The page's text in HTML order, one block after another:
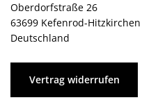
Oberdorfstraße 26
63699 Kefenrod-Hitzkirchen
Deutschland
Vertrag widerrufen